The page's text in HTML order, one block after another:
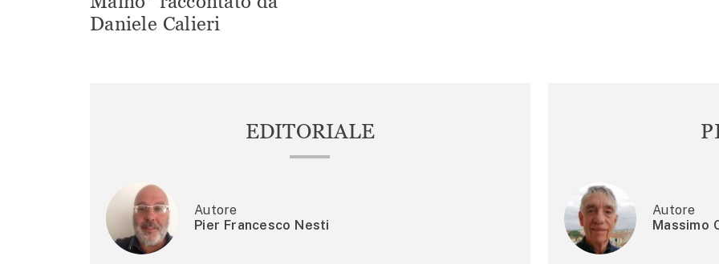
Daniele Calieri
EDITORIALE
Autore
Pier Francesco Nesti
Autore
Massimo